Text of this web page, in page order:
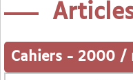
Cahiers - 2000 /